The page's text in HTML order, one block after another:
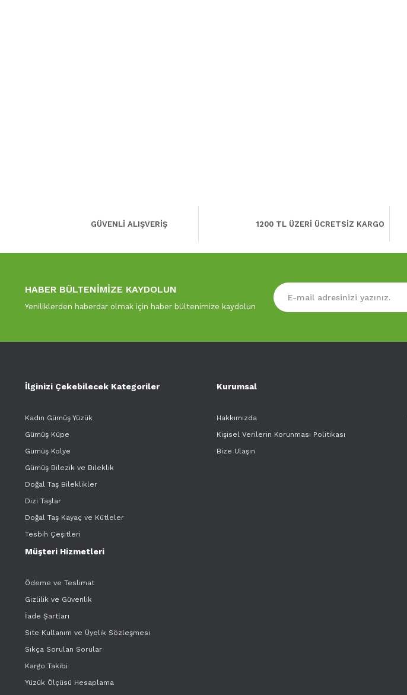
GÜVENLİ ALIŞVERİŞ 1200 TL ÜZERİ ÜCRETSİZ KARGO
HABER BÜLTENİMİZE KAYDOLUN
Yeniliklerden haberdar olmak için haber bültenimize kaydolun
İlginizi Çekebilecek Kategoriler
Kadın Gümüş Yüzük
Gümüş Küpe
Gümüş Kolye
Gümüş Bilezik ve Bileklik
Doğal Taş Bileklikler
Dizi Taşlar
Doğal Taş Kayaç ve Kütleler
Tesbih Çeşitleri
Kurumsal
Hakkımızda
Kişisel Verilerin Korunması Politikası
Bize Ulaşın
Müşteri Hizmetleri
Ödeme ve Teslimat
Gizlilik ve Güvenlik
İade Şartları
Site Kullanım ve Üyelik Sözleşmesi
Sıkça Sorulan Sorular
Kargo Takibi
Yüzük Ölçüsü Hesaplama